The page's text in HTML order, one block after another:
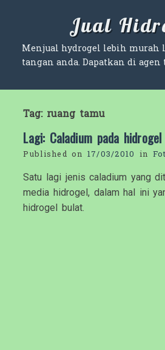
Jual
Menjual hydrogel lebih murah
tangan anda. Dapatkan di
Tag: ruang tamu
Lagi: Caladium pada hidrogel
Published on 17/03/2010 in
Satu lagi jenis caladium yang
media hidrogel, dalam hal ini
hidrogel bulat.